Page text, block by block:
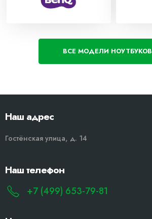
ВСЕ МОДЕЛИ НОУТБУКОВ
Наш адрес
Гостёнская улица, д. 14
Наш телефон
+7 (499) 653-79-81